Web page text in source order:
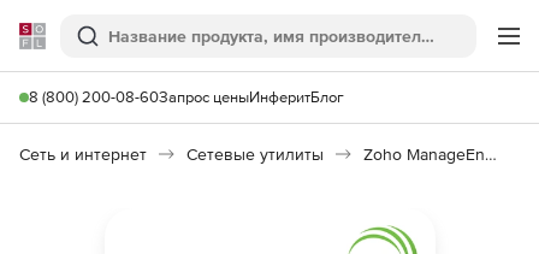
Softline
Поиск
8 (800) 200-08-60Запрос ценыИнферитБлог
Сеть и интернет Сетевые утилиты Zoho ManageEngine OpManager